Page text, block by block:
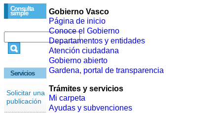
Consulta
simple
Servicios
Solicitar una
publicación
Gobierno Vasco
Página de inicio
Conoce el Gobierno
Departamentos y entidades
Atención ciudadana
Gobierno abierto
Gardena, portal de transparencia
Trámites y servicios
Mi carpeta
Ayudas y subvenciones